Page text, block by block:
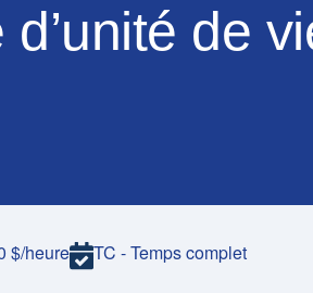
d’unité de
$/heure TC - Temps complet